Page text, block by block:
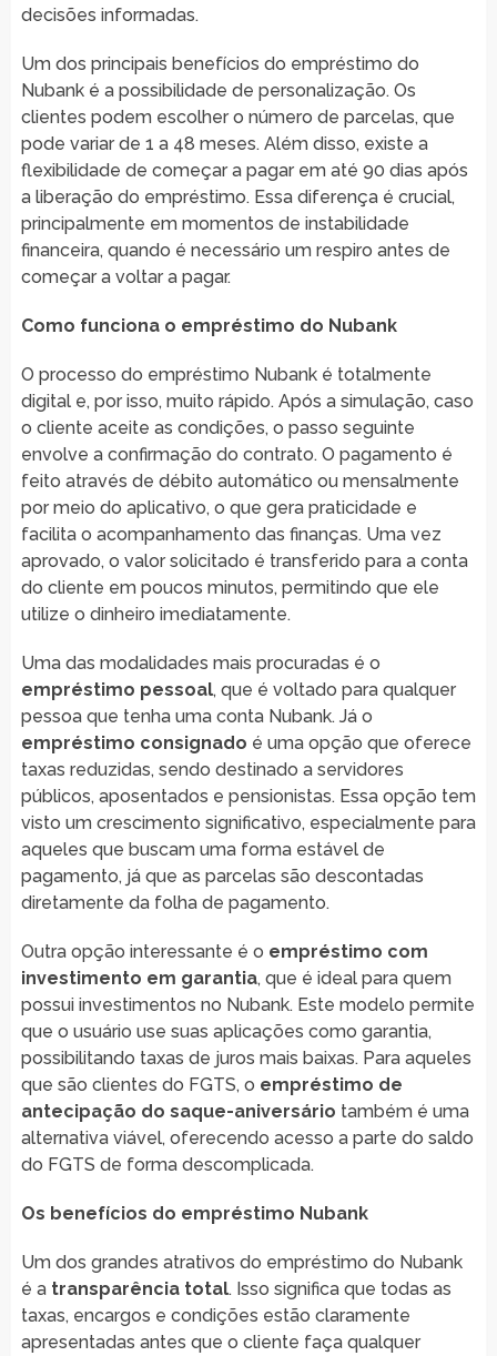
decisões informadas.
Um dos principais benefícios do empréstimo do
Nubank é a possibilidade de personalização. Os
clientes podem escolher o número de parcelas, que
pode variar de 1 a 48 meses. Além disso, existe a
flexibilidade de começar a pagar em até 90 dias após
a liberação do empréstimo. Essa diferença é crucial,
principalmente em momentos de instabilidade
financeira, quando é necessário um respiro antes de
começar a voltar a pagar.
Como funciona o empréstimo do Nubank
O processo do empréstimo Nubank é totalmente
digital e, por isso, muito rápido. Após a simulação, caso
o cliente aceite as condições, o passo seguinte
envolve a confirmação do contrato. O pagamento é
feito através de débito automático ou mensalmente
por meio do aplicativo, o que gera praticidade e
facilita o acompanhamento das finanças. Uma vez
aprovado, o valor solicitado é transferido para a conta
do cliente em poucos minutos, permitindo que ele
utilize o dinheiro imediatamente.
Uma das modalidades mais procuradas é o
empréstimo pessoal, que é voltado para qualquer
pessoa que tenha uma conta Nubank. Já o
empréstimo consignado é uma opção que oferece
taxas reduzidas, sendo destinado a servidores
públicos, aposentados e pensionistas. Essa opção tem
visto um crescimento significativo, especialmente para
aqueles que buscam uma forma estável de
pagamento, já que as parcelas são descontadas
diretamente da folha de pagamento.
Outra opção interessante é o empréstimo com
investimento em garantia, que é ideal para quem
possui investimentos no Nubank. Este modelo permite
que o usuário use suas aplicações como garantia,
possibilitando taxas de juros mais baixas. Para aqueles
que são clientes do FGTS, o empréstimo de
antecipação do saque-aniversário também é uma
alternativa viável, oferecendo acesso a parte do saldo
do FGTS de forma descomplicada.
Os benefícios do empréstimo Nubank
Um dos grandes atrativos do empréstimo do Nubank
é a transparência total. Isso significa que todas as
taxas, encargos e condições estão claramente
apresentadas antes que o cliente faça qualquer